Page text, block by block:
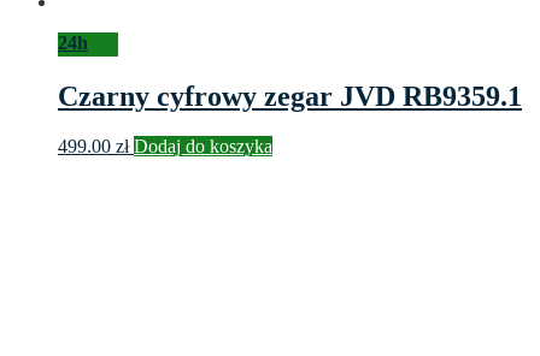
24h
Czarny cyfrowy zegar JVD RB9359.1
499.00 zł Dodaj do koszyka